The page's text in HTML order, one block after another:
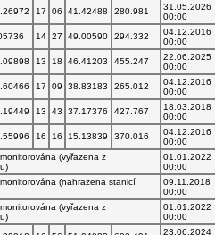
17 06 41.42488 280.981
31.05.2026
00:00
14 27 49.00590 294.332
04.12.2016
00:00
13 18 46.41203 455.247
22.06.2025
00:00
17 09 38.83183 265.012
04.12.2016
00:00
13 43 37.17376 427.767
18.03.2018
00:00
16 16 15.13839 370.016
04.12.2016
00:00
(vyřazena z
01.01.2022
00:00
(nahrazena stanicí
09.11.2018
00:00
(vyřazena z
01.01.2022
00:00
23.06.2024